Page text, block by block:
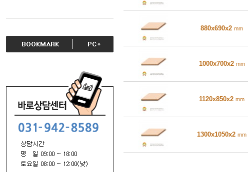
880x690x2 mm
1000x700x2 mm
1120x850x2 mm
1300x1050x2 mm